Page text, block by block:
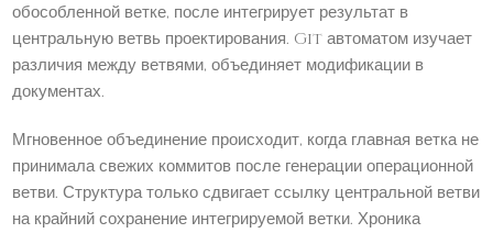
обособленной ветке, после интегрирует результат в
центральную ветвь проектирования. Git автоматом изучает
различия между ветвями, объединяет модификации в
документах.
Мгновенное объединение происходит, когда главная ветка не
принимала свежих коммитов после генерации операционной
ветви. Структура только сдвигает ссылку центральной ветви
на крайний сохранение интегрируемой ветки. Хроника